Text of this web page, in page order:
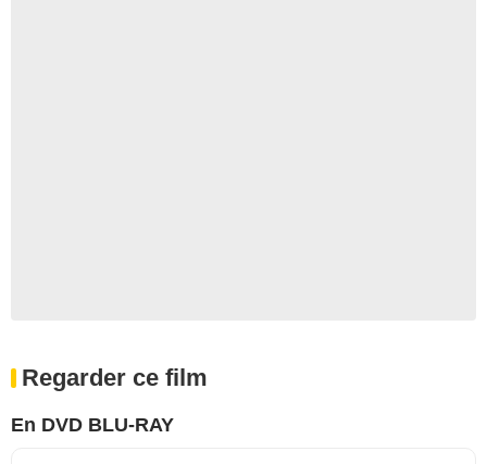
Regarder ce film
En DVD BLU-RAY